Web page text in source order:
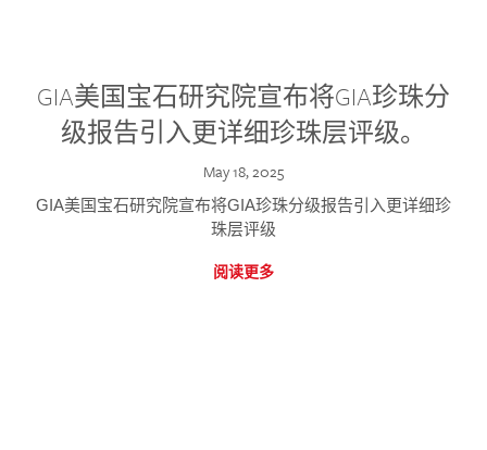
GIA美国宝石研究院宣布将GIA珍珠分
级报告引入更详细珍珠层评级。
May 18, 2025
GIA美国宝石研究院宣布将GIA珍珠分级报告引入更详细珍
珠层评级
阅读更多